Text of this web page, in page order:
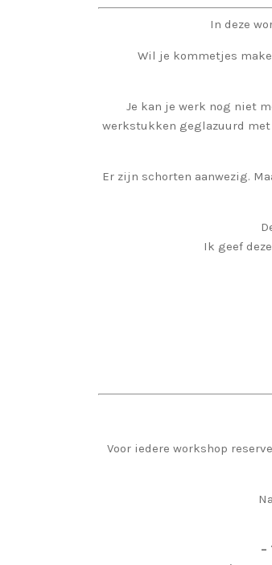
In deze
Wil je kommetjes
Je kan je werk nog niet
werkstukken geglazuurd met
Er zijn schorten aanwezig.
Ik geef
Voor iedere workshop
–